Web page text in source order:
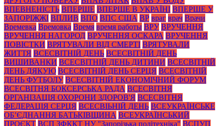
ВПЕВНЕНІСТЬ ВПЕРШЕ ВПЕРШЕ В УКРАЇНІ ВПЕРШЕ У
ЗАПОРІЖЖІ ВПЛИВ ВПО ВПС США ВР враг врач Врачи
Времевка Времовка Время время работы ВРУ ВРУЧЕННЯ
ВРУЧЕННЯ НАГОРОД ВРУЧЕННЯ ОСКАРА ВРУЧЕННЯ
ПОВІСТКИ ВРЯТУВАЛИ ВІД СМЕРТІ ВРЯТУВАЛИ
ЖИТТЯ ВСЕСВІТНІЙ ДЕНЬ ВСЕСВІТНІЙ ДЕНЬ
ВИШИВАНКИ ВСЕСВІТНІЙ ДЕНЬ ДИТИНИ ВСЕСВІТНІЙ
ДЕНЬ ДЯКУЮ ВСЕСВІТНІЙ ДЕНЬ СЕРЦЯ ВСЕСВІТНІЙ
ДЕНЬ ФУТБОЛУ ВСЕСВІТНІЙ ЕКОНОМІЧНИЙ ФОРУМ
ВСЕСВІТНЯ БОКСЕРСЬКА РАДА ВСЕСВІТНЯ
ОРГАНІЗАЦІЯ ОХОРОНИ ЗДОРОВ'Я ВСЕСВІТНЯ
ФЕДЕРАЦІЯ СЕРЦЯ ВСЕСВІЬНІЙ ДЕНЬ ВСЕУКРАЇНСЬКЕ
ОБ’ЄДНАННЯ БАТЬКІВЩИНА ВСЕУКРАЇНСЬКИЙ
ПРОЄКТ ВСП ЗФККТ НУ "Запорізька політехніка" ВСПУП